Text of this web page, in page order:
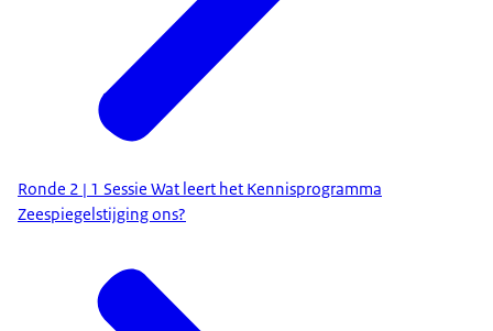
Ronde 2 | 1 Sessie Wat leert het Kennisprogramma
Zeespiegelstijging ons?